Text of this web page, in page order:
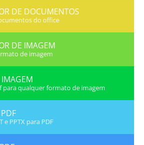
DE DOCUMENTOS
do office
DE IMAGEM
de imagem
para qualquer formato de imagem
e PPTX para PDF